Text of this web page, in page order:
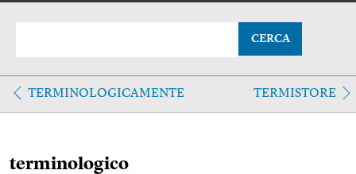
CERCA
TERMINOLOGICAMENTE TERMISTORE
terminologico